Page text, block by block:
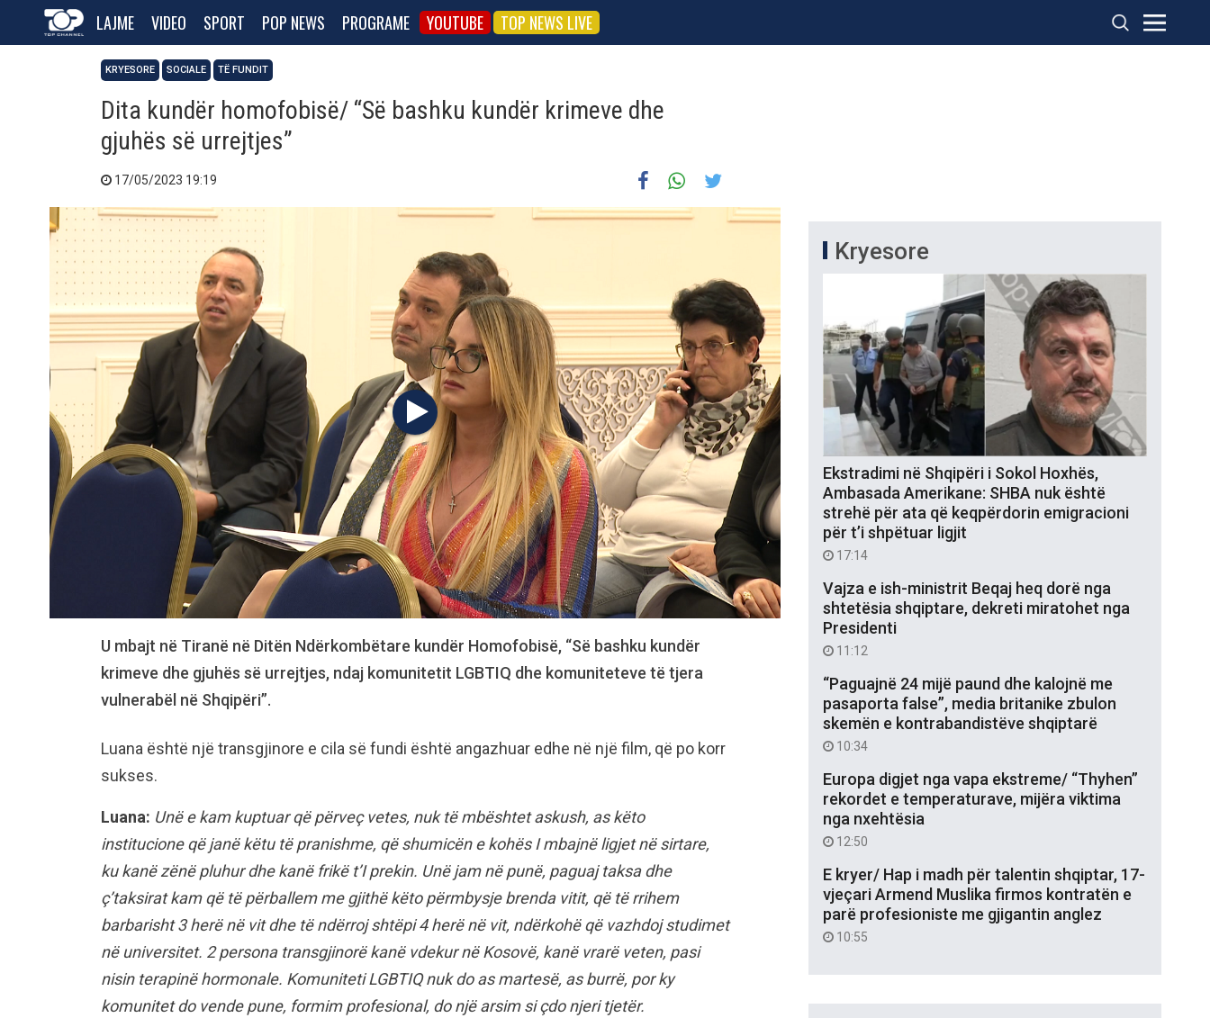
LAJME VIDEO SPORT POP NEWS PROGRAME YOUTUBE TOP NEWS LIVE
KRYESORE SOCIALE TË FUNDIT
Dita kundër homofobisë/ “Së bashku kundër krimeve dhe
gjuhës së urrejtjes”
17/05/2023 19:19
U mbajt në Tiranë në Ditën Ndërkombëtare kundër Homofobisë, “Së bashku kundër
krimeve dhe gjuhës së urrejtjes, ndaj komunitetit LGBTIQ dhe komuniteteve të tjera
vulnerabël në Shqipëri”.
Luana është një transgjinore e cila së fundi është angazhuar edhe në një film, që po korr
sukses.
Luana: Unë e kam kuptuar që përveç vetes, nuk të mbështet askush, as këto
institucione që janë këtu të pranishme, që shumicën e kohës I mbajnë ligjet në sirtare,
ku kanë zënë pluhur dhe kanë frikë t’I prekin. Unë jam në punë, paguaj taksa dhe
ç’taksirat kam që të përballem me gjithë këto përmbysje brenda vitit, që të rrihem
barbarisht 3 herë në vit dhe të ndërroj shtëpi 4 herë në vit, ndërkohë që vazhdoj studimet
në universitet. 2 persona transgjinorë kanë vdekur në Kosovë, kanë vrarë veten, pasi
nisin terapinë hormonale. Komuniteti LGBTIQ nuk do as martesë, as burrë, por ky
komunitet do vende pune, formim profesional, do një arsim si çdo njeri tjetër.
Kryesore
Ekstradimi në Shqipëri i Sokol Hoxhës,
Ambasada Amerikane: SHBA nuk është
strehë për ata që keqpërdorin emigracioni
për t’i shpëtuar ligjit
17:14
Vajza e ish-ministrit Beqaj heq dorë nga
shtetësia shqiptare, dekreti miratohet nga
Presidenti
11:12
“Paguajnë 24 mijë paund dhe kalojnë me
pasaporta false”, media britanike zbulon
skemën e kontrabandistëve shqiptarë
10:34
Europa digjet nga vapa ekstreme/ “Thyhen”
rekordet e temperaturave, mijëra viktima
nga nxehtësia
12:50
E kryer/ Hap i madh për talentin shqiptar, 17-
vjeçari Armend Muslika firmos kontratën e
parë profesioniste me gjigantin anglez
10:55